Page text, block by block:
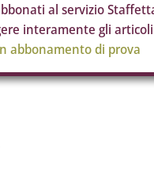
al servizio
interamente gli
abbonamento di prova